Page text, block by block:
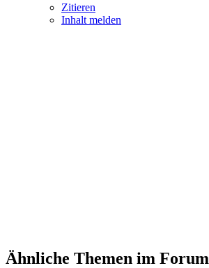
Zitieren
Inhalt melden
Ähnliche Themen im Forum